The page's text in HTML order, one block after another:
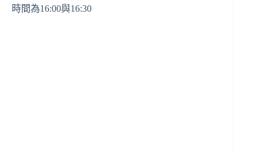
時間為16:00與16:30